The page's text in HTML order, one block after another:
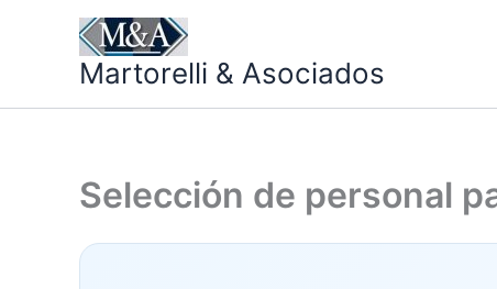
Martorelli & Asociados
Selección de personal